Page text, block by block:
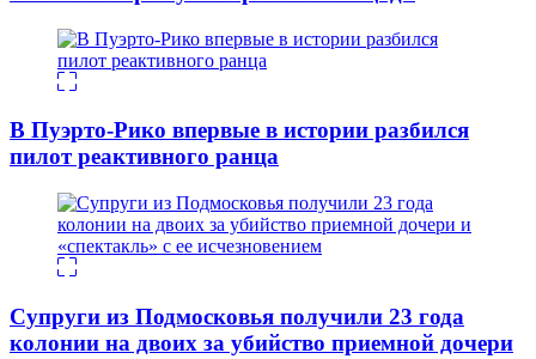
В Пуэрто-Рико впервые в истории разбился
пилот реактивного ранца
Супруги из Подмосковья получили 23 года
колонии на двоих за убийство приемной дочери